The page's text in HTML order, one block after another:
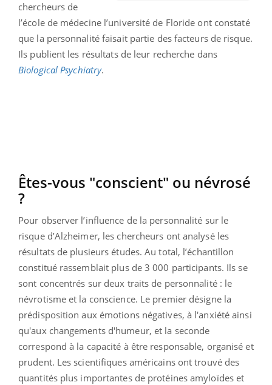
chercheurs de
l’école de médecine l’université de Floride ont constaté
que la personnalité faisait partie des facteurs de risque.
Ils publient les résultats de leur recherche dans
Biological Psychiatry.
Êtes-vous "conscient" ou névrosé
?
Pour observer l’influence de la personnalité sur le
risque d’Alzheimer, les chercheurs ont analysé les
résultats de plusieurs études. Au total, l’échantillon
constitué rassemblait plus de 3 000 participants. Ils se
sont concentrés sur deux traits de personnalité : le
névrotisme et la conscience. Le premier désigne la
prédisposition aux émotions négatives, à l'anxiété ainsi
qu'aux changements d'humeur, et la seconde
correspond à la capacité à être responsable, organisé et
prudent. Les scientifiques américains ont trouvé des
quantités plus importantes de protéines amyloïdes et